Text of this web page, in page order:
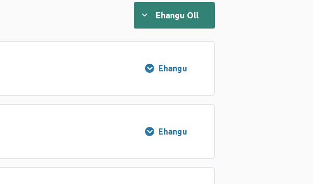
Ehangu Oll
Lessons
Ehangu
Welsh
1
Ehangu
Welsh
2